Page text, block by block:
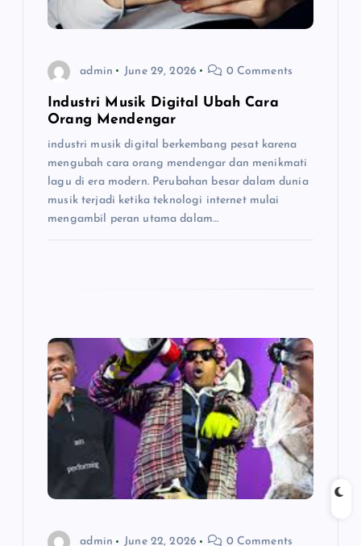
admin June 29, 2026 0 Comments
Industri Musik Digital Ubah Cara
Orang Mendengar
industri musik digital berkembang pesat karena
mengubah cara orang mendengar dan menikmati
lagu di era modern. Perubahan besar dalam dunia
musik terjadi ketika teknologi internet mulai
mengambil peran utama dalam…
admin June 22, 2026 0 Comments